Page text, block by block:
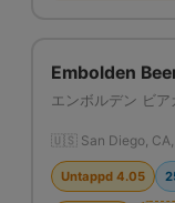
Embolden
エンボルデン ビア
🇺🇸 San Diego, CA,
Untappd 4.05